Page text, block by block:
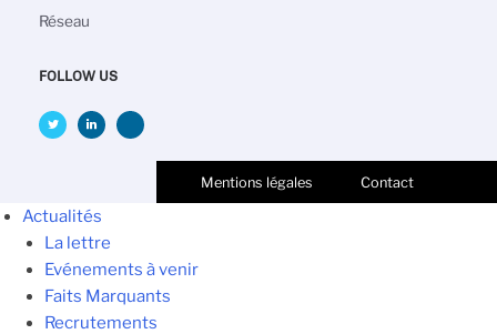
Réseau
FOLLOW US
Mentions légales Contact
Actualités
La lettre
Evénements à venir
Faits Marquants
Recrutements